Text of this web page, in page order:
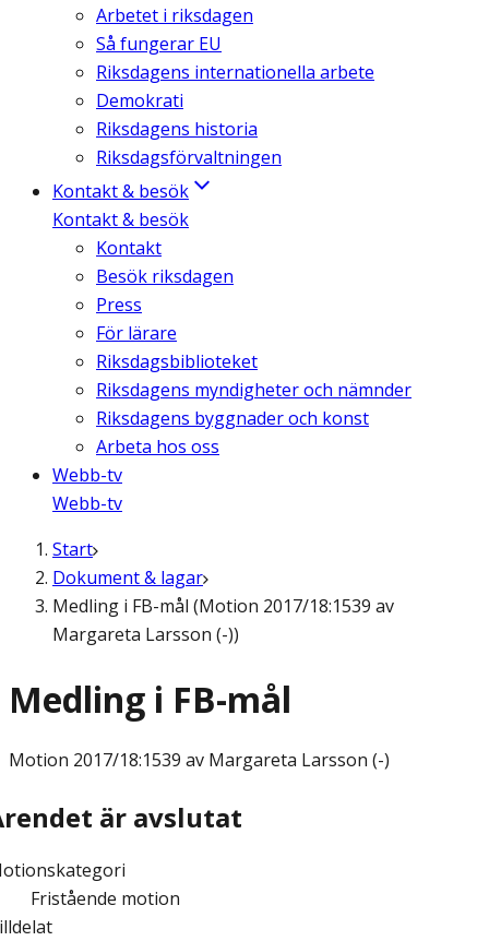
Arbetet i riksdagen
Så fungerar EU
Riksdagens internationella arbete
Demokrati
Riksdagens historia
Riksdagsförvaltningen
Kontakt & besök
Kontakt & besök
Kontakt
Besök riksdagen
Press
För lärare
Riksdagsbiblioteket
Riksdagens myndigheter och nämnder
Riksdagens byggnader och konst
Arbeta hos oss
Webb-tv
Webb-tv
Start
Dokument & lagar
Medling i FB-mål (Motion 2017/18:1539 av
Margareta Larsson (-))
Medling i FB-mål
Motion 2017/18:1539 av Margareta Larsson (-)
är avslutat
Fristående motion